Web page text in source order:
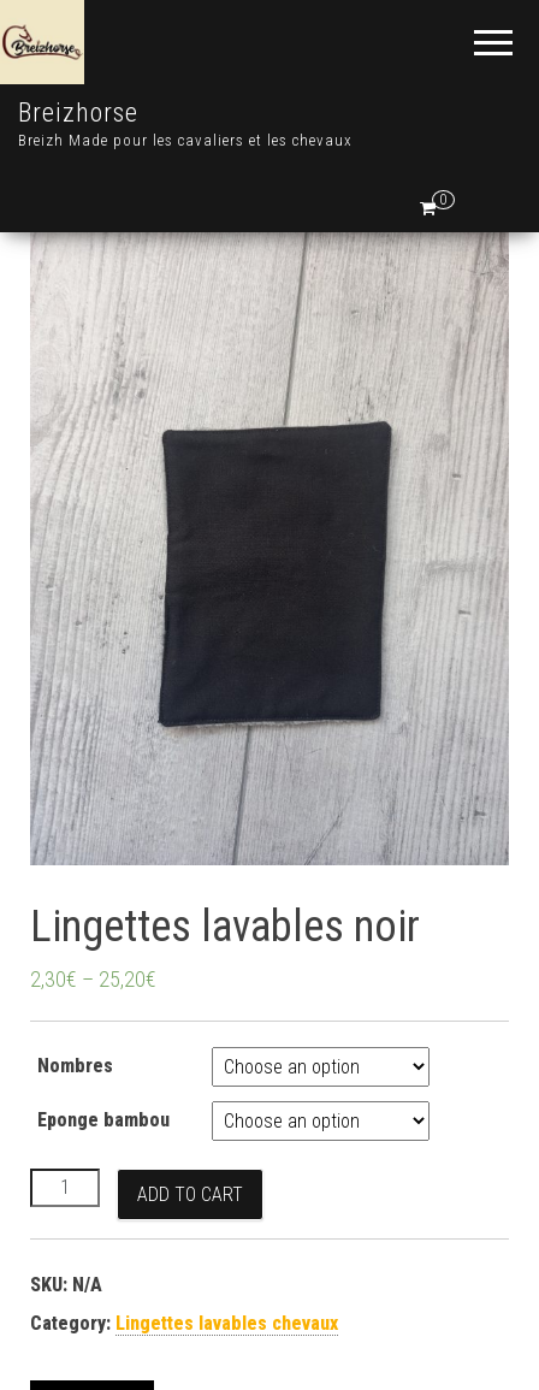
Breizhorse
Breizh Made pour les cavaliers et les chevaux
0
Lingettes lavables noir
2,30€ – 25,20€
Nombres
Eponge bambou
Lingettes lavables noir quantity
ADD TO CART
SKU: N/A
Category: Lingettes lavables chevaux